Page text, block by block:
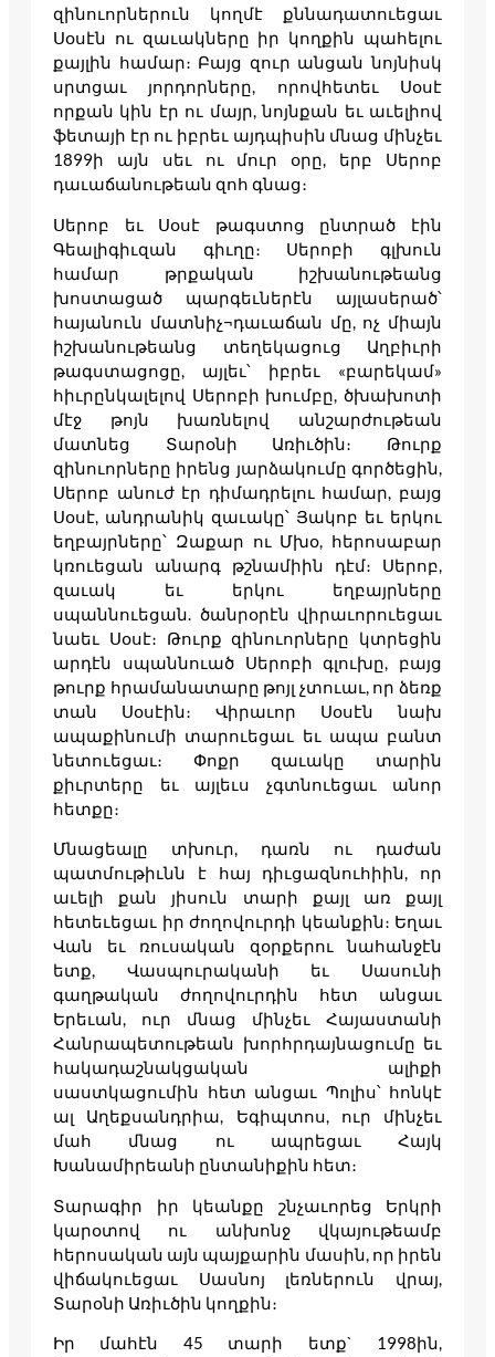
զինուորներուն կողմէ քննադատուեցաւ
Սօսէն ու զաւակները իր կողքին պահելու
քայլին համար։ Բայց զուր անցան նոյնիսկ
սրտցաւ յորդորները, որովհետեւ Սօսէ
որքան կին էր ու մայր, նոյնքան եւ աւելիով
ֆետայի էր ու իբրեւ այդպիսին մնաց մինչեւ
1899ի այն սեւ ու մուր օրը, երբ Սերոբ
դաւաճանութեան զոհ գնաց։
Սերոբ եւ Սօսէ թագստոց ընտրած էին
Գեալիգիւզան գիւղը։ Սերոբի գլխուն
համար թրքական իշխանութեանց
խոստացած պարգեւներէն այլասերած՝
հայանուն մատնիչ¬դաւաճան մը, ոչ միայն
իշխանութեանց տեղեկացուց Աղբիւրի
թագստացոցը, այլեւ՝ իբրեւ «բարեկամ»
հիւրընկալելով Սերոբի խումբը, ծխախոտի
մէջ թոյն խառնելով անշարժութեան
մատնեց Տարօնի Առիւծին։ Թուրք
զինուորները իրենց յարձակումը գործեցին,
Սերոբ անուժ էր դիմադրելու համար, բայց
Սօսէ, անդրանիկ զաւակը՝ Յակոբ եւ երկու
եղբայրները՝ Զաքար ու Մխօ, հերոսաբար
կռուեցան անարգ թշնամիին դէմ։ Սերոբ,
զաւակ եւ երկու եղբայրները
սպաննուեցան. ծանրօրէն վիրաւորուեցաւ
նաեւ Սօսէ։ Թուրք զինուորները կտրեցին
արդէն սպաննուած Սերոբի գլուխը, բայց
թուրք հրամանատարը թոյլ չտուաւ, որ ձեռք
տան Սօսէին։ Վիրաւոր Սօսէն նախ
ապաքինումի տարուեցաւ եւ ապա բանտ
նետուեցաւ։ Փոքր զաւակը տարին
քիւրտերը եւ այլեւս չգտնուեցաւ անոր
հետքը։
Մնացեալը տխուր, դառն ու դաժան
պատմութիւնն է հայ դիւցազնուհիին, որ
աւելի քան յիսուն տարի քայլ առ քայլ
հետեւեցաւ իր ժողովուրդի կեանքին։ Եղաւ
Վան եւ ռուսական զօրքերու նահանջէն
ետք, Վասպուրականի եւ Սասունի
գաղթական ժողովուրդին հետ անցաւ
Երեւան, ուր մնաց մինչեւ Հայաստանի
Հանրապետութեան խորհրդայնացումը եւ
հակադաշնակցական ալիքի
սաստկացումին հետ անցաւ Պոլիս՝ հոնկէ
ալ Աղեքսանդրիա, Եգիպտոս, ուր մինչեւ
մահ մնաց ու ապրեցաւ Հայկ
Խանամիրեանի ընտանիքին հետ։
Տարագիր իր կեանքը շնչաւորեց Երկրի
կարօտով ու անխոնջ վկայութեամբ
հերոսական այն պայքարին մասին, որ իրեն
վիճակուեցաւ Սասնոյ լեռներուն վրայ,
Տարօնի Առիւծին կողքին։
Իր մահէն 45 տարի ետք` 1998ին,